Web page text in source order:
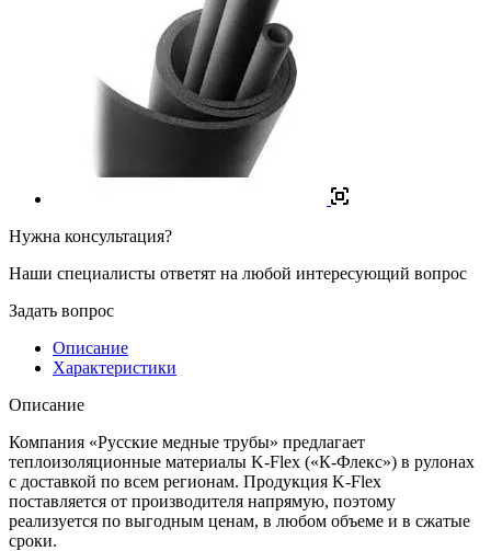
Нужна консультация?
Наши специалисты ответят на любой интересующий вопрос
Задать вопрос
Описание
Характеристики
Описание
Компания «Русские медные трубы» предлагает
теплоизоляционные материалы K-Flex («К-Флекс») в рулонах
с доставкой по всем регионам. Продукция K-Flex
поставляется от производителя напрямую, поэтому
реализуется по выгодным ценам, в любом объеме и в сжатые
сроки.